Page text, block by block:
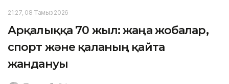
21:27, 08 Тамыз 2026
Арқалыққа 70 жыл: жаңа жобалар,
спорт және қаланың қайта
жандануы